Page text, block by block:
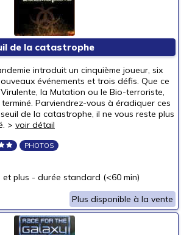
de la catastrophe
introduit un cinquième joueur, six
événements et trois défis. Que ce
la Mutation ou le Bio-terroriste,
Parviendrez-vous à éradiquer ces
de la catastrophe, il ne vous reste plus
> voir détail
PHOTOS
et plus - durée standard (<60 min)
Plus disponible à la vente